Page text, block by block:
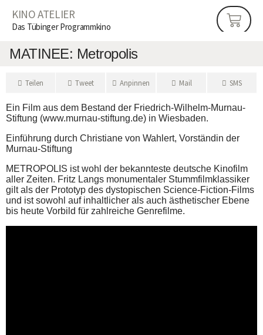
KINO ATELIER
Das Tübinger Programmkino
MATI­NEE: Metropolis
Tei­len Tweet Anpin­nen Mail SMS
Ein Film aus dem Bestand der Friedrich‐Wilhelm‐Murnau‐
Stiftung (www.murnau-stiftung.de) in Wiesbaden.
Ein­füh­rung durch Chris­tia­ne von Wahl­ert, Vor­stän­din der
Murnau‐Stiftung
METRO­PO­LIS ist wohl der bekann­tes­te deut­sche Kino­film
aller Zei­ten. Fritz Langs monu­men­ta­ler Stumm­film­klas­si­ker
gilt als der Pro­to­typ des dys­to­pi­schen Science‐Fiction‐Films
und ist sowohl auf inhalt­li­cher als auch ästhe­ti­scher Ebe­ne
bis heu­te Vor­bild für zahl­rei­che Genrefilme.